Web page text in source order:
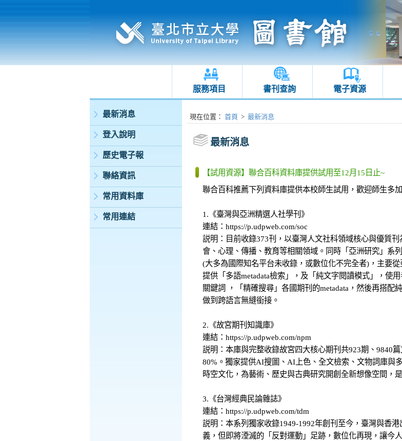
服務項目 書刊查詢 電子資源
:::
最新消息
登入說明
歷史電子報
聯絡資訊
常用資料庫
常用連結
:::現在位置 ： 首頁 > 最新消息
最新消息
【試用資源】聯合百科資料庫提供試用至12月15日止~
聯合百科推薦下列資料庫提供本校師生試用，歡迎師生多
1.《臺灣與亞洲精選人社學刊》
連結：https://p.udpweb.com/soc
説明：目前收錄373刊，以臺灣人文社科領域核心與優質
會、心理、傳播、教育等相關領域。同時「亞洲研究」系
(大多為國際知名平台未收錄，或數位化不完全者)，主要
提供「多語metadata檢索」，及「純文字閱讀模式」，使
關鍵詞 ，「精確搜尋」各國期刊的metadata，然後再搭配
做到跨語言無縫銜接。
2.《故宮期刊知識庫》
連結：https://p.udpweb.com/npm
説明：本庫與完整收錄故宮四大核心期刊共923期、9840
80%。獨家提供AI搜圖、AI上色、全文檢索、文物詞庫與
時空文化，為藝術、歷史與古典研究開創全新想像空間，
3.《台灣經典民論雜誌》
連結：https://p.udpweb.com/tdm
説明：本系列獨家收錄1949-1992年創刊至今，臺灣與香
義，但即將湮滅的「反對運動」足跡，數位化再現，讓今